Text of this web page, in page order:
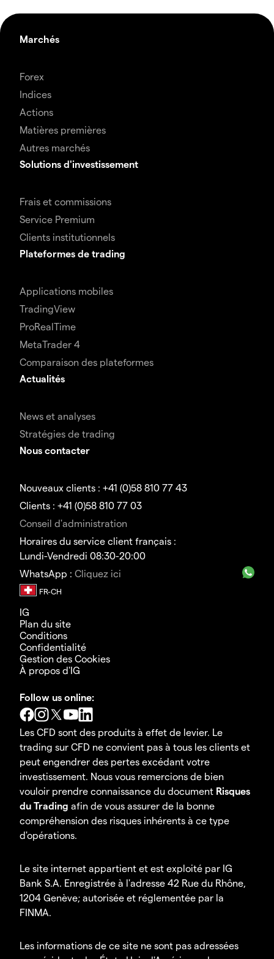
Marchés
Forex
Indices
Actions
Matières premières
Autres marchés
Solutions d'investissement
Frais et commissions
Service Premium
Clients institutionnels
Plateformes de trading
Applications mobiles
TradingView
ProRealTime
MetaTrader 4
Comparaison des plateformes
Actualités
News et analyses
Stratégies de trading
Nous contacter
Nouveaux clients : +41 (0)58 810 77 43
Clients : +41 (0)58 810 77 03
Conseil d'administration
Horaires du service client français :
Lundi-Vendredi 08:30-20:00
WhatsApp : Cliquez ici
IG
Plan du site
Conditions
Confidentialité
Gestion des Cookies
À propos d'IG
Follow us online:
Les CFD sont des produits à effet de levier. Le
trading sur CFD ne convient pas à tous les clients et
peut engendrer des pertes excédant votre
investissement. Nous vous remercions de bien
vouloir prendre connaissance du document Risques
du Trading afin de vous assurer de la bonne
compréhension des risques inhérents à ce type
d'opérations.
Le site internet appartient et est exploité par IG
Bank S.A. Enregistrée à l'adresse 42 Rue du Rhône,
1204 Genève; autorisée et réglementée par la
FINMA.
Les informations de ce site ne sont pas adressées